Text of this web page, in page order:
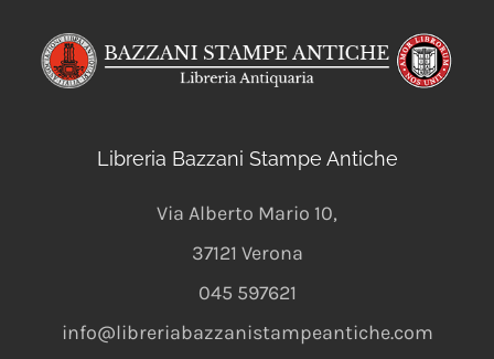
Libreria Bazzani Stampe Antiche
Via Alberto Mario 10,
37121 Verona
045 597621
info@libreriabazzanistampeantiche.com